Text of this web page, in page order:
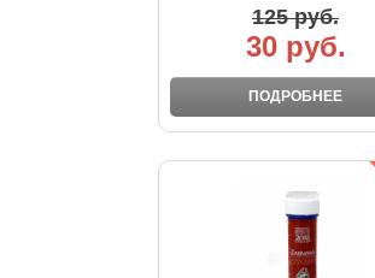
125 руб.
30 руб.
ПОДРОБНЕЕ